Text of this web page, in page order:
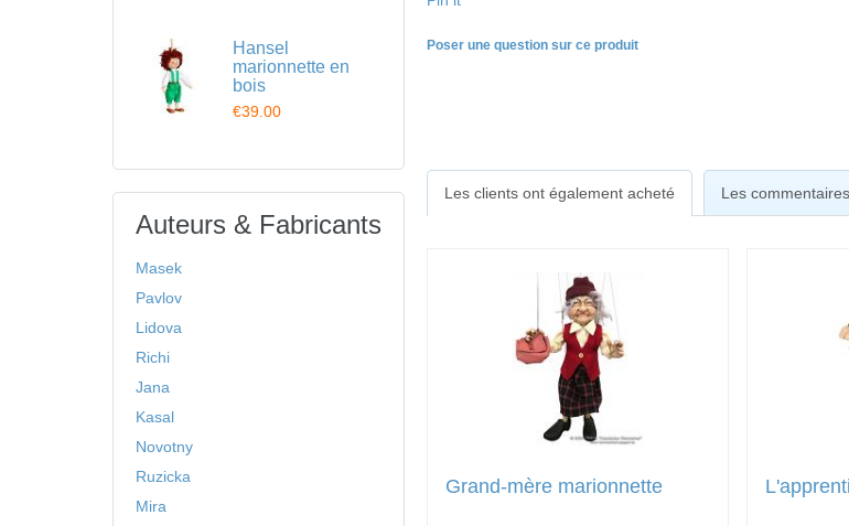
Poser une question sur ce produit
Les clients ont également acheté Les
Grand-mère marionnette
Hansel
marionnette en
bois
€39.00
Auteurs & Fabricants
Masek
Pavlov
Lidova
Richi
Jana
Kasal
Novotny
Ruzicka
Mira